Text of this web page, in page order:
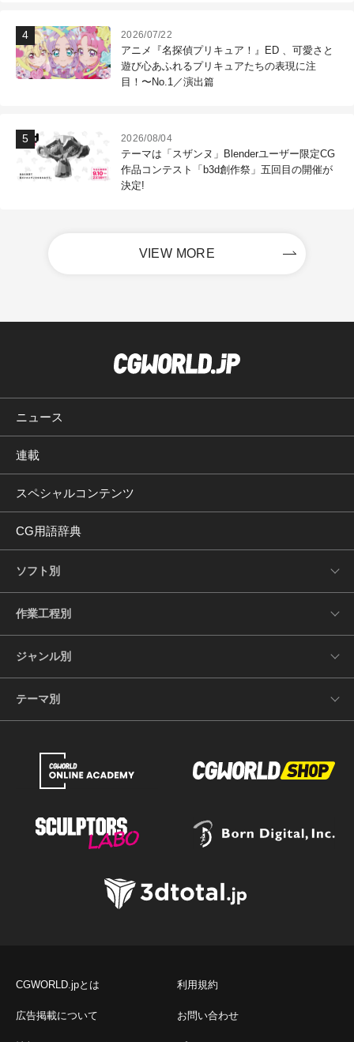
2026/07/22
アニメ『名探偵プリキュア！』ED 、可愛さと
遊び心あふれるプリキュアたちの表現に注
目！〜No.1／演出篇
2026/08/04
テーマは「スザンヌ」Blenderユーザー限定CG
作品コンテスト「b3d創作祭」五回目の開催が
決定!
VIEW MORE
ニュース
連載
スペシャルコンテンツ
CG用語辞典
ソフト別
作業工程別
ジャンル別
テーマ別
CGWORLD.jpとは 利用規約
広告掲載について お問い合わせ